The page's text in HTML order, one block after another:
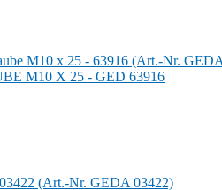
M10 X 25 - GED 63916